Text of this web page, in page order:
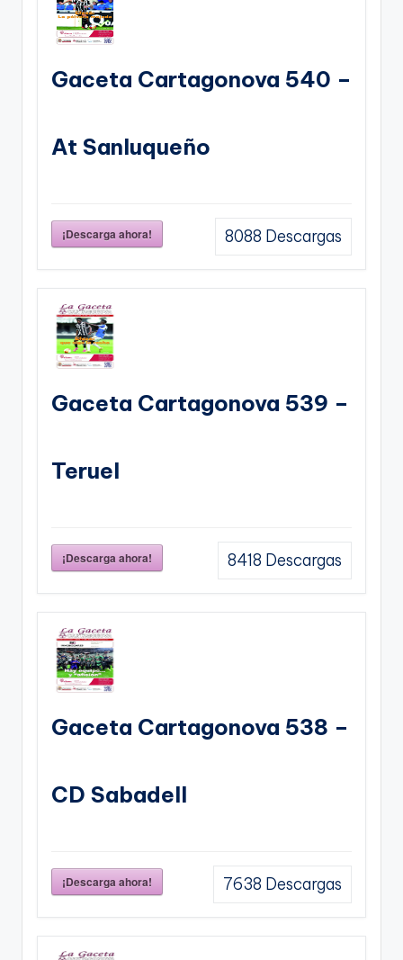
Gaceta Cartagonova 540 –
At Sanluqueño
¡Descarga ahora! 8088 Descargas
Gaceta Cartagonova 539 –
Teruel
¡Descarga ahora! 8418 Descargas
Gaceta Cartagonova 538 –
CD Sabadell
¡Descarga ahora! 7638 Descargas